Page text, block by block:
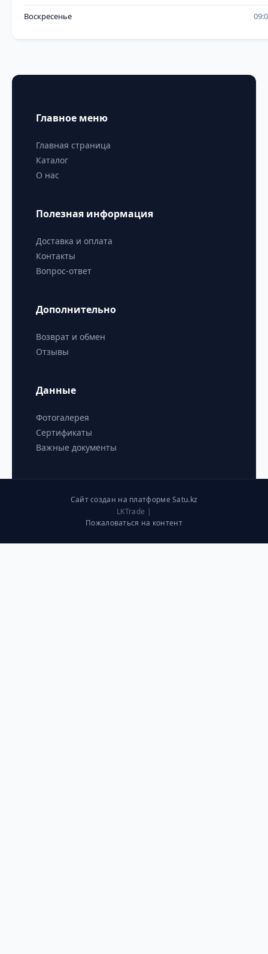
Воскресенье
Главное меню
Главная страница
Каталог
О нас
Полезная информация
Доставка и оплата
Контакты
Вопрос-ответ
Дополнительно
Возврат и обмен
Отзывы
Данные
Фотогалерея
Сертификаты
Важные документы
Сайт создан на платформе Satu.kz
LKTrade |
Пожаловаться на контент